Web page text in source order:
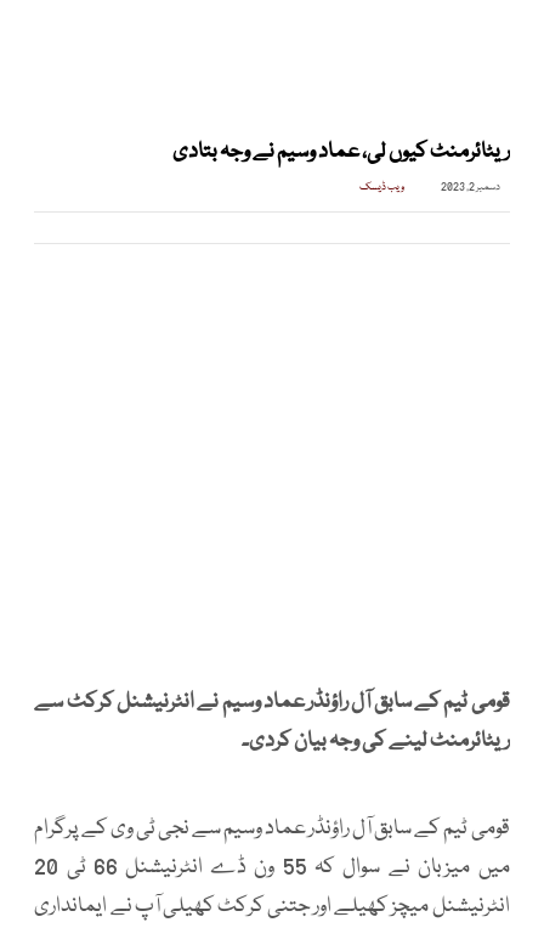
ریٹائرمنٹ کیوں لی، عماد وسیم نے وجہ بتادی
دسمبر 2, 2023 ویب ڈیسک
قومی ٹیم کے سابق آل راؤنڈر عماد وسیم نے انٹرنیشنل کرکٹ سے
ریٹائرمنٹ لینے کی وجہ بیان کردی۔
قومی ٹیم کے سابق آل راؤنڈر عماد وسیم سے نجی ٹی وی کے پرگرام
میں میزبان نے سوال کہ 55 ون ڈے انٹرنیشنل 66 ٹی 20
انٹرنیشنل میچز کھیلے اور جتنی کرکٹ کھیلی آپ نے ایمانداری